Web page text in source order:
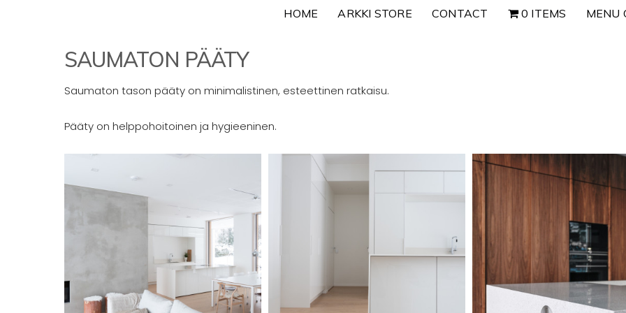
HOME ARKKI STORE CONTACT 0 ITEMS MENU
SAUMATON PÄÄTY
Saumaton tason pääty on minimalistinen, esteettinen ratkaisu.
Pääty on helppohoitoinen ja hygieeninen.